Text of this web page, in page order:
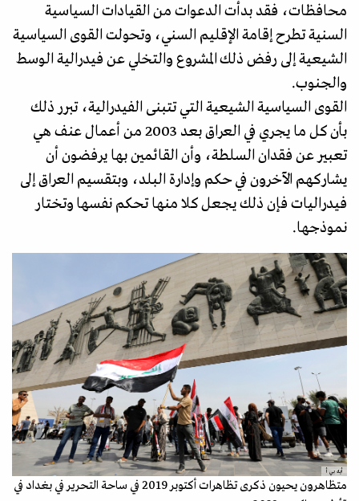
محافظات، فقد بدأت الدعوات من القيادات السياسية
السنية تطرح إقامة الإقليم السني، وتحولت القوى السياسية
الشيعية إلى رفض ذلك المشروع والتخلي عن فيدرالية الوسط
والجنوب.
القوى السياسية الشيعية التي تتبنى الفيدرالية، تبرر ذلك
بأن كل ما يجري في العراق بعد 2003 من أعمال عنف هي
تعبير عن فقدان السلطة، وأن القائمين بها يرفضون أن
يشاركهم الآخرون في حكم وإدارة البلد، وبتقسيم العراق إلى
فيدراليات فإن ذلك يجعل كلا منها تحكم نفسها وتختار
نموذجها.
أيه بي أ
متظاهرون يحيون ذكرى تظاهرات أكتوبر 2019 في ساحة التحرير في بغداد في